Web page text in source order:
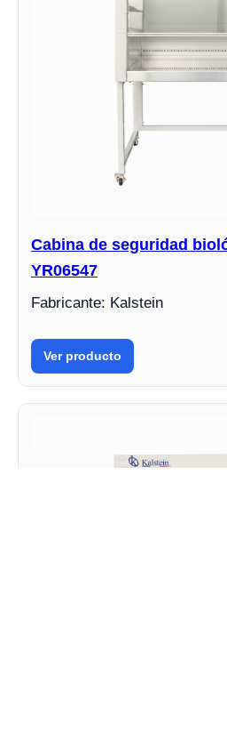
Cabina de seguridad
YR06547
Fabricante: Kalstein
Ver producto